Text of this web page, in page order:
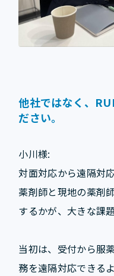
他社ではなく、
ださい。
小川様:
対面対応から遠隔対
薬剤師と現地の薬剤
するかが、大きな課
当初は、受付から服
務を遠隔対応できる